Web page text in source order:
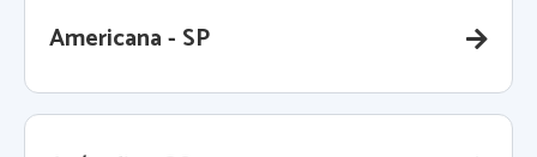
Americana - SP